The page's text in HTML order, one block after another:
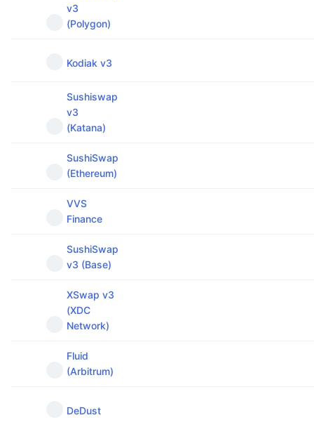
v3
(Polygon)
Kodiak v3
Sushiswap
v3
(Katana)
SushiSwap
(Ethereum)
VVS
Finance
SushiSwap
v3 (Base)
XSwap v3
(XDC
Network)
Fluid
(Arbitrum)
DeDust